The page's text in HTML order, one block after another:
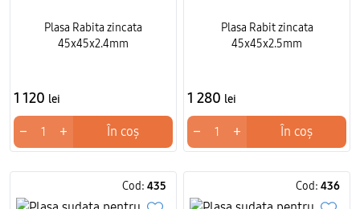
Plasa Rabita zincata
45x45x2.4mm
1 120 lei
− + În coș
Plasa Rabit zincata
45x45x2.5mm
1 280 lei
− + În coș
Cod: 435 Cod: 436